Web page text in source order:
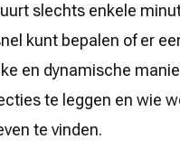
slechts enkele
kunt bepalen of er
en dynamische
te leggen en wie
te vinden.